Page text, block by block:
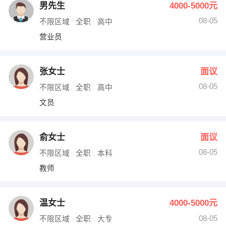
男先生 4000-5000元
不限区域 全职 高中
08-05
营业员
张女士 面议
不限区域 全职 高中
08-05
文员
俞女士 面议
不限区域 全职 本科
08-05
教师
温女士 4000-5000元
不限区域 全职 大专
08-05